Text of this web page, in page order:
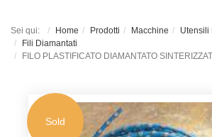
Sei qui: Home Prodotti Macchine
Utensili
Fili Diamantati
FILO PLASTIFICATO DIAMANTATO
Sold